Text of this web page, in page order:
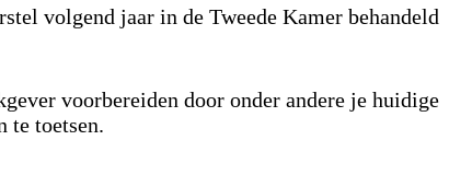
volgend jaar in de Tweede Kamer behandeld
voorbereiden door onder andere je huidige
te toetsen.